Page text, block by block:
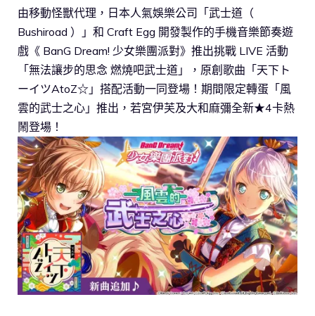
由移動怪獸代理，日本人氣娛樂公司「武士道（
Bushiroad ）」和 Craft Egg 開發製作的手機音樂節奏遊
戲《 BanG Dream! 少女樂團派對》推出挑戰 LIVE 活動
「無法讓步的思念 燃燒吧武士道」，原創歌曲「天下ト
ーイツAtoZ☆」搭配活動一同登場！期間限定轉蛋「風
雲的武士之心」推出，若宮伊芙及大和麻彌全新★4卡熱
鬧登場！